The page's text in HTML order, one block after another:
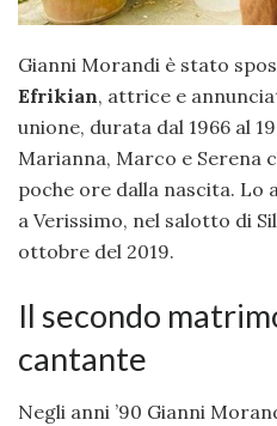
Gianni Morandi è stato
Efrikian, attrice e
unione, durata dal 1966 al
Marianna, Marco e Serena
poche ore dalla nascita.
a Verissimo, nel salotto di
ottobre del 2019.
Il secondo
cantante
Negli anni ’90 Gianni